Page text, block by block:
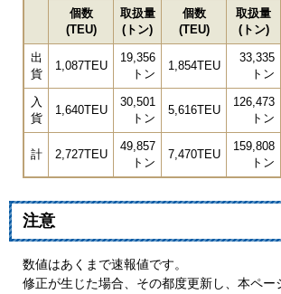
個数
(TEU)
取扱量
(トン)
個数
(TEU)
取扱量
(トン)
出
貨
1,087TEU
19,356
トン
1,854TEU
33,335
トン
入
貨
1,640TEU
30,501
トン
5,616TEU
126,473
トン
計 2,727TEU
49,857
トン
7,470TEU
159,808
トン
注意
数値はあくまで速報値です。
修正が生じた場合、その都度更新し、本ペー